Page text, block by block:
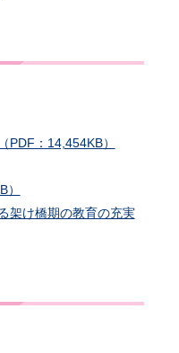
：14,454KB）
架け橋期の教育の充実